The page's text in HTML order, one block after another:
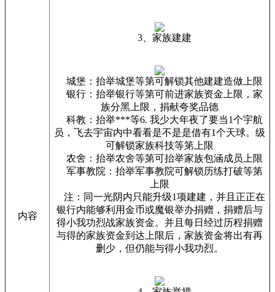
内容
3、家族建建
城堡：抬举城堡等第可解锁其他建建造做上限
银行：抬举银行等第可前进家族资金上限，家
族分黑上限，捐献夸奖品德
科教：抬举***等6. 我少大年夜了要当1个宇航
员，飞去宇宙内中看看是不是是借有1个天球。级
可解锁家族科技等第上限
农舍：抬举农舍等第可抬举家族包涵成员上限
军事教院：抬举军事教院可解锁历练打破等第
上限
注：同一光阴内只能升级1项建建，并且正正在
银行内能够利用金币或魔银举办捐赠，捐赠后与
得小我功烈战家族资金。并且每日经过历程捐赠
与得的家族资金到达上限后，家族资金将出有再
删少，但仍能与得小我功烈。